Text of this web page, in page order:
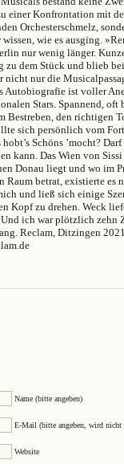
einer Konfrontation mit
Orchesterschmelz,
wie es ausging.
nur wenig länger.
zu dem Stück und blieb
nicht nur die
Autobiografie ist voller
Stars. Spannend, oft
Bestreben, den richtigen
sich persönlich vom
Schöns ’mocht?
kann. Das Wien von
Donau liegt und wo im
Raum betrat, existierte es
und ließ sich einige
Kopf zu drehen. Weck
ich war plötzlich zehn
Reclam, Ditzingen
Name (bitte angeben)
E-Mail (bitte angeben, wird nicht
Website